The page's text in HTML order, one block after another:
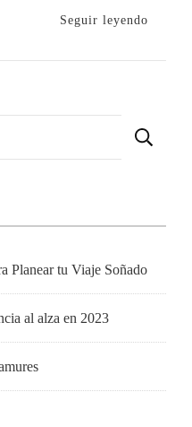
Explorando
Seguir leyendo
Planear tu Viaje Soñado
al alza en 2023